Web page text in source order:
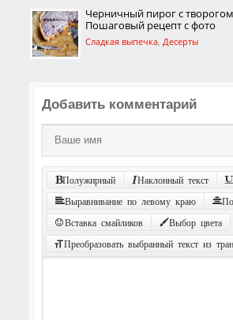
Черничный пирог с
Пошаговый рецепт с фото
Сладкая выпечка Десерты
Добавить комментарий
Полужирный Наклонный текст
Выравнивание по левому краю
Вставка смайликов Выбор цвета
Преобразовать выбранный текст из